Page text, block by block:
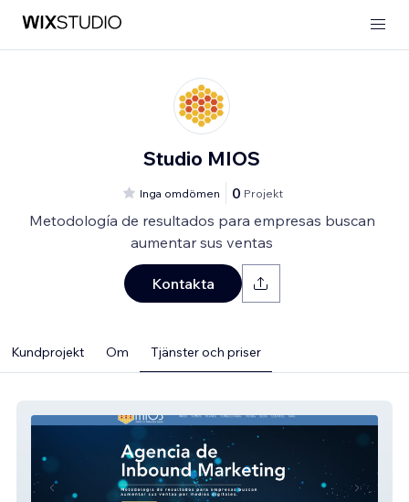
Studio MIOS
Inga omdömen 0 Projekt
Metodología de resultados para empresas buscan
aumentar sus ventas
Kontakta
Kundprojekt Om Tjänster och priser